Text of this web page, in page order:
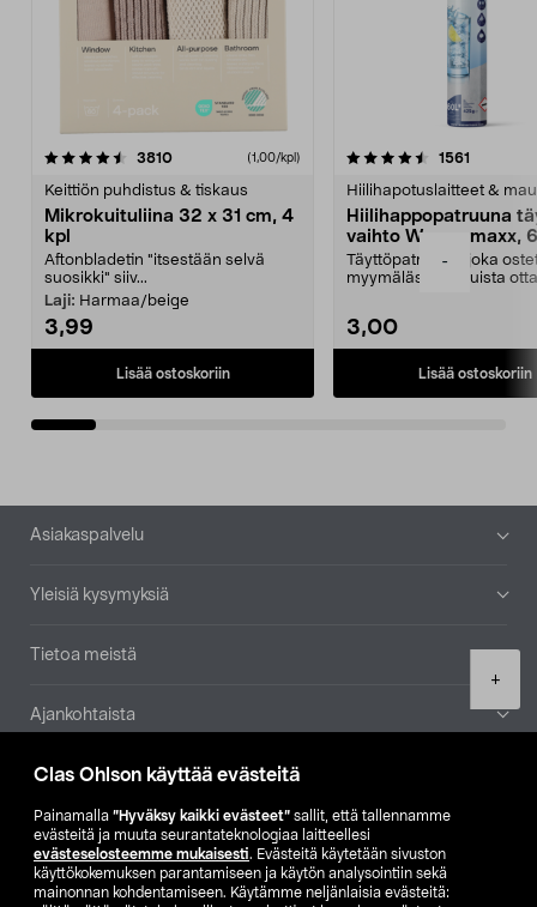
Clas Ohlson käyttää evästeitä
Painamalla ”Hyväksy kaikki evästeet” sallit, että tallennamme
evästeitä ja muuta seurantateknologiaa laitteellesi
evästeselosteemme mukaisesti. Evästeitä käytetään sivuston
käyttökokemuksen parantamiseen ja käytön analysointiin sekä
mainonnan kohdentamiseen. Käytämme neljänlaisia evästeitä:
-
+
3810arvostelut (1,00/kpl)
Keittiön puhdistus & tiskaus
Mikrokuituliina 32 x 31 cm, 4
kpl
Aftonbladetin "itsestään selvä
suosikki" siiv...
Laji: Harmaa/beige
3,99
Lisää ostoskoriin
4.5viidestä
1561
Hiilihapotuslaitteet &
Hiilihappopatruuna
vaihto Wassermaxx,
Täyttöpatruuna, joka
myymälästä – muista
3,00
Lisää ostoskoriin
4.5viidestä
Alatunniste
Asiakaspalvelu
Yleisiä kysymyksiä
Tietoa meistä
Ajankohtaista
Muut yrityksemme
Etsi myymälä
SE NO FI